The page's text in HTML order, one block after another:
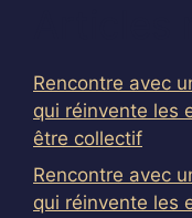
Rencontre avec
qui réinvente les
être collectif
Rencontre avec
qui réinvente les